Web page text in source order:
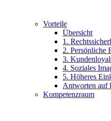
Vorteile
Übersicht
1.
2. Persönliche
3.
4. Soziales
5. Höheres
Antworten auf
Kompetenzraum